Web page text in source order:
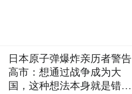
日本原子弹爆炸亲历者警告
高市：想通过战争成为大
国，这种想法本身就是错误